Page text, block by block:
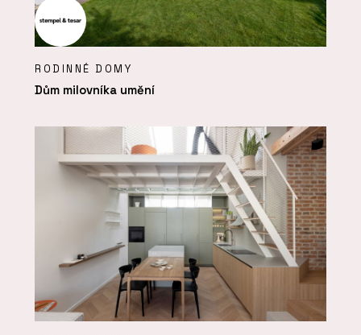
RODINNÉ DOMY
Dům milovníka umění